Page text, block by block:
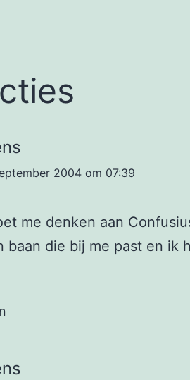
2004 om 07:39
me denken aan
baan die bij me past en ik